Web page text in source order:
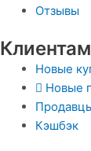
Отзывы
Клиентам
Новые
Новые
Кэшбэк